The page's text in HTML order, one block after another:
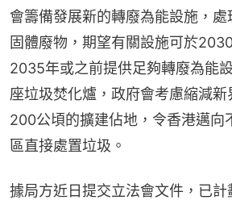
會籌備發展新的轉廢為能設施，
固體廢物，期望有關設施可於
2035年或之前提供足夠轉廢為能
座垃圾焚化爐，政府會考慮縮減
200公頃的擴建佔地，令香港邁向
區直接處置垃圾。
據局方近日提交立法會文件，已